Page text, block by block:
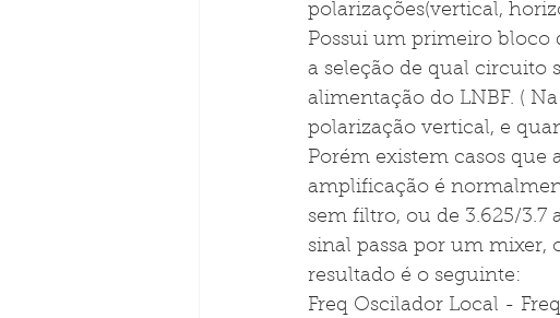
polarizações(vertical,
Possui um primeiro bloco
a seleção de qual circuito
alimentação do LNBF. (
polarização vertical, e
Porém existem casos
amplificação é
sem filtro, ou de 3.625/3.7
sinal passa por um mixer,
resultado é o seguinte:
Freq Oscilador Local -